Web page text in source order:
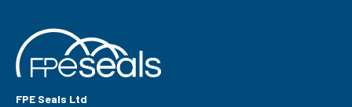
FPE Seals Ltd